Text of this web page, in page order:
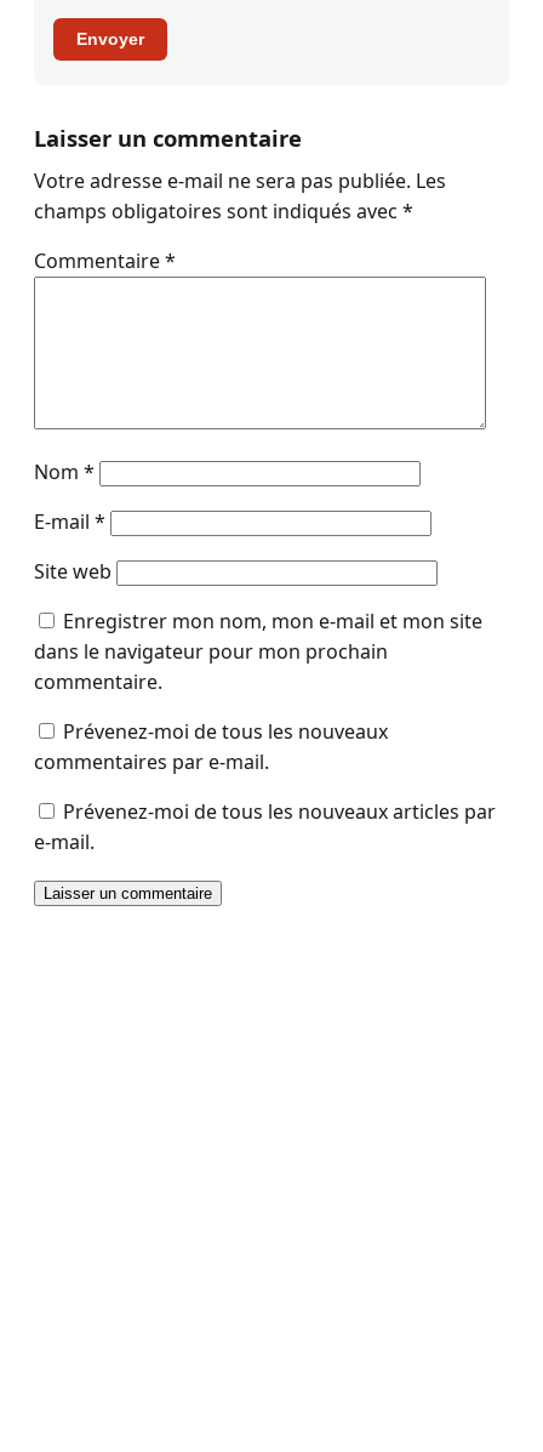
Envoyer
Laisser un commentaire
Votre adresse e-mail ne sera pas publiée. Les
champs obligatoires sont indiqués avec *
Commentaire*
Nom *
E-mail *
Site web
Enregistrer mon nom, mon e-mail et mon site
dans le navigateur pour mon prochain
commentaire.
Prévenez-moi de tous les nouveaux
commentaires par e-mail.
Prévenez-moi de tous les nouveaux articles par
e-mail.